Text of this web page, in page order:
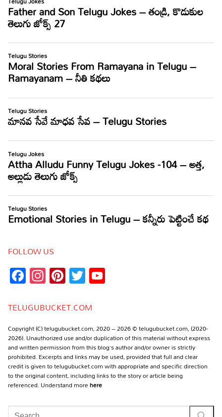
FOLLOW US
Facebook
Instagram
Pinterest
Twitter
TELUGUBUCKET.COM
Copyright (C) telugubucket.com, 2020 – 2026 © telugubucket.com, (2020-
2026). Unauthorized use and/or duplication of this material without express
and written permission from this blog’s author and/or owner is strictly
prohibited. Excerpts and links may be used, provided that full and clear
credit is given to telugubucket.com with appropriate and specific direction
to the original content, including links to the story or article being
referenced. Understand morehere
Search